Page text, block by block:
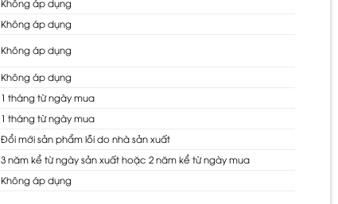
Không áp dụng
Không áp dụng
Không áp dụng
Không áp dụng
1 tháng từ ngày mua
1 tháng từ ngày mua
Đổi mới sản phẩm lỗi do nhà sản xuất
3 năm kể từ ngày sản xuất hoặc 2 năm kể từ ngày mua
Không áp dụng